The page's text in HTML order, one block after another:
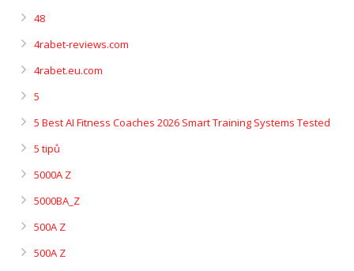
48
4rabet-reviews.com
4rabet.eu.com
5
5 Best AI Fitness Coaches 2026 Smart Training Systems Tested
5 tipů
5000A Z
5000BA_Z
500A Z
500A Z